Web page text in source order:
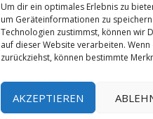
Um dir ein optimales Erlebnis zu
um Geräteinformationen zu
Technologien zustimmst, können wir
auf dieser Website verarbeiten.
zurückziehst, können bestimmte
AKZEPTIEREN